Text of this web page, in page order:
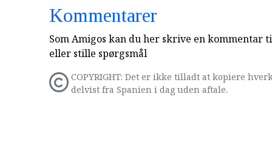
Kommentarer
Som Amigos kan du her skrive en kommentar
eller stille spørgsmål
COPYRIGHT: Det er ikke tilladt at kopiere
delvist fra Spanien i dag uden aftale.